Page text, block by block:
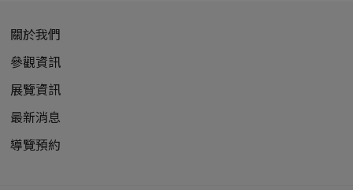
關於我們
參觀資訊
展覽資訊
最新消息
導覽預約